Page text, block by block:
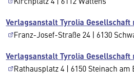
Verlagsanstalt Tyrolia Gesellschaft
Franz-Josef-Straße 24 | 6130
Verlagsanstalt Tyrolia Gesellschaft
Rathausplatz 4 | 6150 Steinach